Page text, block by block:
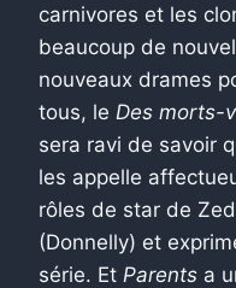
carnivores et les
beaucoup de
nouveaux drames
tous, le Des morts-
sera ravi de savoir
les appelle
rôles de star de
(Donnelly) et
série. Et Parents a